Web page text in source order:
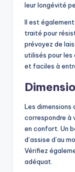
leur longévité
Il est
traité pour
prévoyez de
utilisés pour les
et faciles à
Les dimensions
correspondre à
en confort. Un
d’assise d’au
Vérifiez
adéquat.